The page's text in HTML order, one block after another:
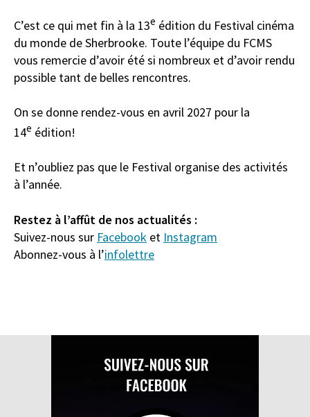
C’est ce qui met fin à la 13e édition du Festival cinéma
du monde de Sherbrooke. Toute l’équipe du FCMS
vous remercie d’avoir été si nombreux et d’avoir rendu
possible tant de belles rencontres.
On se donne rendez-vous en avril 2027 pour la
14e édition!
Et n’oubliez pas que le Festival organise des activités
à l’année.
Restez à l’affût de nos actualités :
Suivez-nous sur Facebook et Instagram
Abonnez-vous à l’infolettre